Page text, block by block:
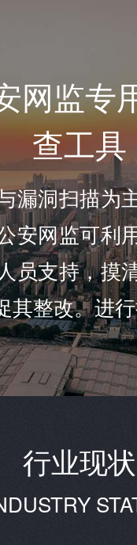
网监专
查工具
漏洞扫描为
安网监可利
员支持，摸
其整改。进
行业现状